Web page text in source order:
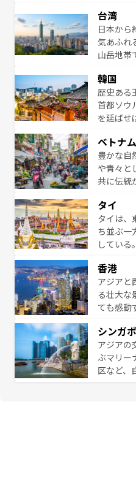
豊かで、
ング、ハ
台湾
日本から
気あふれ
山岳地帯
から高級
え
韓国
歴史ある
首都ソウ
を延ばせ
能できる
ベトナム
豊かな自
や青々と
共に伝統
まないベ
地で味わ
い。
タイ
タイは、
ち並ぶ一
してい
ら高級レ
っている
香港
アジアと
る壮大な
ても感動
報はコン
シンガ
アジアの
ぶマリー
区など、